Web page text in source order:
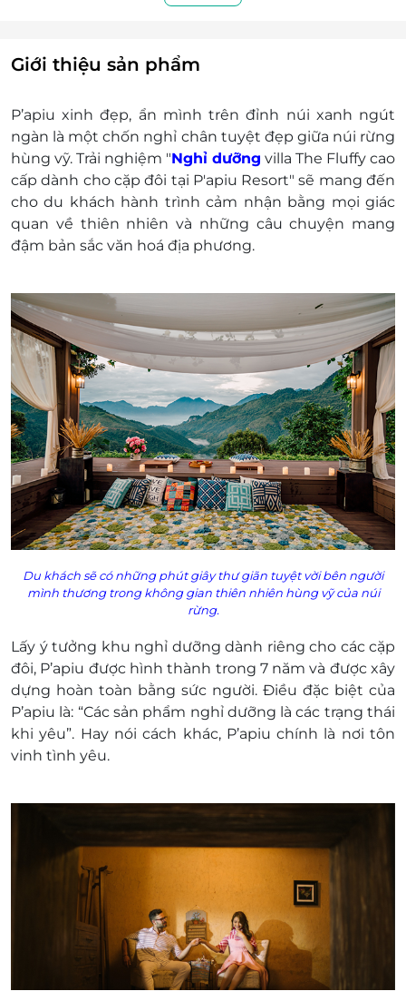
khách.Ngủ ngoài trời (phụ thuộc vào điều kiện thời
tiết).
(2 năm).
Xông hơi khô/Sục Jacuzzi ngoài trời/Tắm lá
thơm.
Dịch vụ Quản gia phục vụ 24h/24h – Butler.
Xe đón/tiễn miễn phí tại Trung tâm TP. Hà
Giang.
Thăm quan: Con đường Thổ cẩm vẽ tay,
trên đá, thăm quan và làm vườn tại vườn rau
hữu cơ.
Giá phòng trẻ em: Không áp dụng trẻ em dưới 15
tuổi
Phụ thu (có thể thêm/bớt tuỳ thực tế):
Giường phụ: Không kê giường phụ
Ngày Lễ/tết: Check giá cụ thể theo từng dịp
lễ
Điều kiện đặt & nhận phòng: Check tình trạng
phòng trước khi mua evoucher.
Giờ nhận phòng: 14h00
Giờ trả phòng: 12h00
tình trạng trống
Trước 06h00 sáng: 100% tiền phòng (bao
Từ 06h00 – 10h00 sáng: 50% tiền phòng
Từ 10h00 – 13h00: 30% tiền phòng
Từ 13h00 – 14h00: Miễn phí
Phụ thu trả phòng trễ: Phụ thuộc vào tình
trạng trống
Từ 12h00 – 15h00: 30% tiền phòng.
Sau 18h00: 100% tiền phòng
Hotline đặt phòng & tư vấn (9h00-20h00): 1900
2065 - 0981500919.
Điều kiện hoãn/huỷ phòng: Không hoàn/ hủy.
Một khách hàng được mua nhiều E-Voucher/E-
Coupon
E-Voucher/E-Coupon không có giá trị quy đổi
thành tiền mặt, không trả lại tiền thừa.
Không áp dụng đồng thời với chương trình
khuyến mại khác
Giới thiệu sản phẩm
P’apiu xinh đẹp, ẩn mình trên đỉnh núi xanh ngút
ngàn là một chốn nghỉ chân tuyệt đẹp giữa núi rừng
hùng vỹ. Trải nghiệm "Nghỉ dưỡng villa The Fluffy cao
cấp dành cho cặp đôi tại P'apiu Resort" sẽ mang đến
cho du khách hành trình cảm nhận bằng mọi giác
quan về thiên nhiên và những câu chuyện mang
đậm bản sắc văn hoá địa phương.
Du khách sẽ có những phút giây thư giãn tuyệt vời bên người
mình thương trong không gian thiên nhiên hùng vỹ của núi
rừng.
Lấy ý tưởng khu nghỉ dưỡng dành riêng cho các cặp
đôi, P’apiu được hình thành trong 7 năm và được xây
dựng hoàn toàn bằng sức người. Điều đặc biệt của
P’apiu là: “Các sản phẩm nghỉ dưỡng là các trạng thái
khi yêu”. Hay nói cách khác, P’apiu chính là nơi tôn
vinh tình yêu.